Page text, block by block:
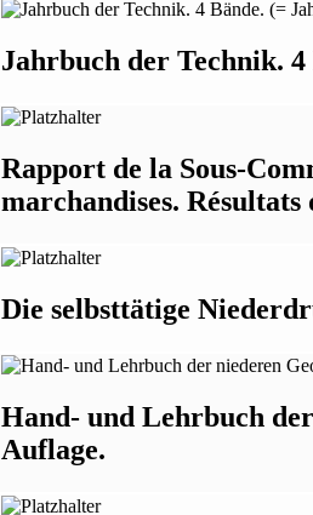
Jahrbuch der Technik.
Rapport de la Sous-
marchandises. Résultats
Die selbsttätige
Hand- und Lehrbuch
Auflage.